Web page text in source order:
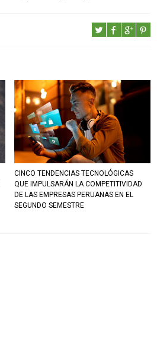
CINCO TENDENCIAS TECNOLÓGICAS
QUE IMPULSARÁN LA COMPETITIVIDAD
DE LAS EMPRESAS PERUANAS EN EL
SEGUNDO SEMESTRE